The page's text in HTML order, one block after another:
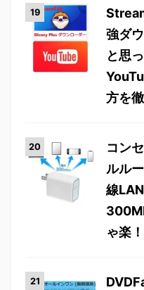
強ダ
と思
方を
コン
ルル
線
ゃ楽